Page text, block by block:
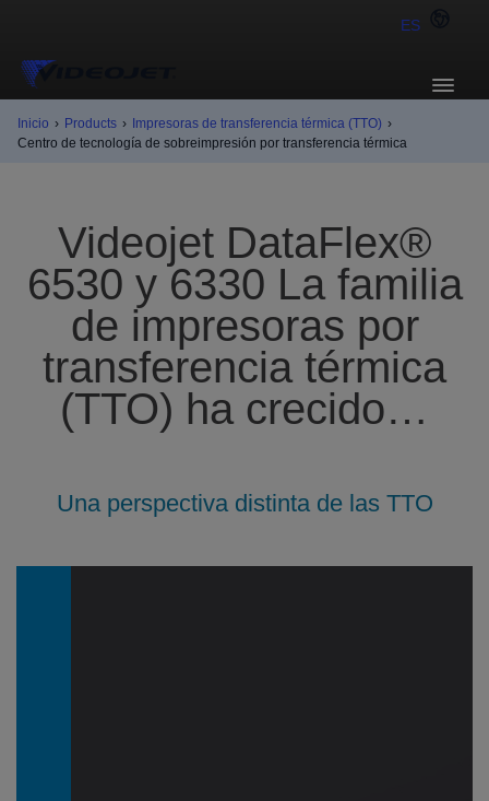
ES
Inicio › Products › Impresoras de transferencia térmica (TTO) ›
Centro de tecnología de sobreimpresión por transferencia térmica
Videojet DataFlex®
6530 y 6330 La familia
de impresoras por
transferencia térmica
(TTO) ha crecido…
Una perspectiva distinta de las TTO